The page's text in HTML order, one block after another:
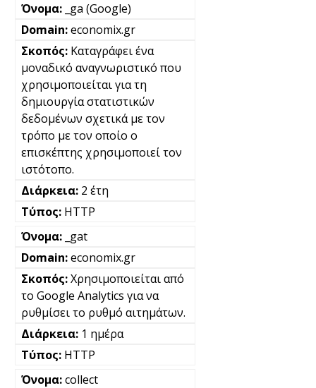
_ga (Google)
economix.gr
Καταγράφει ένα
μοναδικό αναγνωριστικό που
χρησιμοποιείται για τη
δημιουργία στατιστικών
δεδομένων σχετικά με τον
τρόπο με τον οποίο ο
επισκέπτης χρησιμοποιεί τον
ιστότοπο.
2 έτη
HTTP
_gat
economix.gr
Χρησιμοποιείται από
το Google Analytics για να
ρυθμίσει το ρυθμό αιτημάτων.
1 ημέρα
HTTP
collect